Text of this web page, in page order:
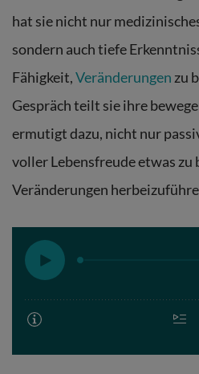
hat sie nicht nur
sondern auch tiefe
Fähigkeit,Veränderungen zu
Gespräch teilt sie ihre
ermutigt dazu, nicht nur
voller Lebensfreude etwas zu
Veränderungen